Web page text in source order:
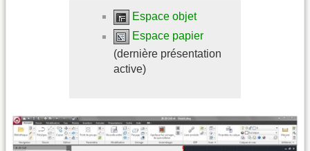
Espace objet
Espace papier
(dernière présentation
active)